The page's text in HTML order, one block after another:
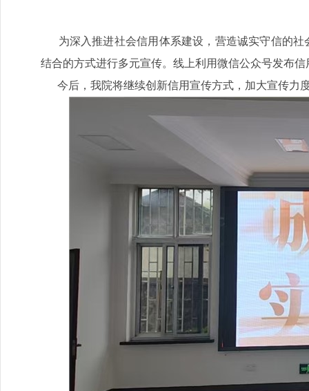
为深入推进社会信用体系建设，营造诚实守信的社
结合的方式进行多元宣传。线上利用微信公众号发布
今后，我院将继续创新信用宣传方式，加大宣传力